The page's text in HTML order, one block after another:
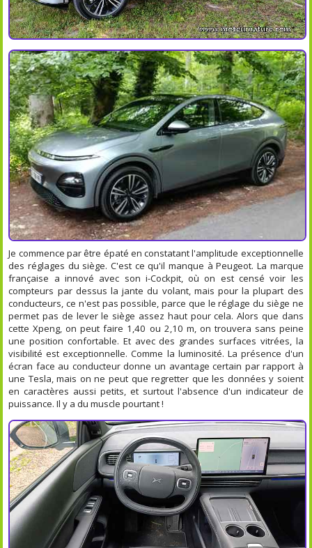
Je commence par être épaté en constatant l'amplitude exceptionnelle
des réglages du siège. C'est ce qu'il manque à Peugeot. La marque
française a innové avec son i-Cockpit, où on est censé voir les
compteurs par dessus la jante du volant, mais pour la plupart des
conducteurs, ce n'est pas possible, parce que le réglage du siège ne
permet pas de lever le siège assez haut pour cela. Alors que dans
cette Xpeng, on peut faire 1,40 ou 2,10 m, on trouvera sans peine
une position confortable. Et avec des grandes surfaces vitrées, la
visibilité est exceptionnelle. Comme la luminosité. La présence d'un
écran face au conducteur donne un avantage certain par rapport à
une Tesla, mais on ne peut que regretter que les données y soient
en caractères aussi petits, et surtout l'absence d'un indicateur de
puissance. Il y a du muscle pourtant !